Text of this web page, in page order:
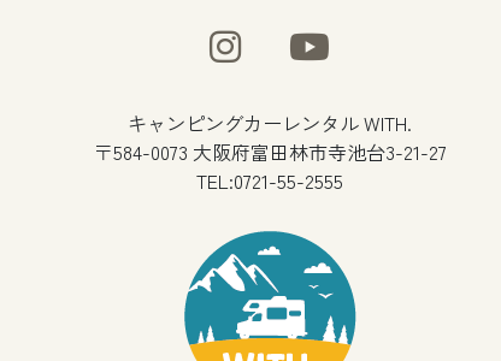
キャンピングカーレンタル WITH.
〒584-0073 大阪府富田林市寺池台3-21-27
TEL:0721-55-2555